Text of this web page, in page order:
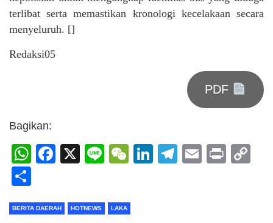
terlibat serta memastikan kronologi kecelakaan secara
menyeluruh. []
Redaksi05
PDF
Bagikan:
WhatsApp
Facebook
X LineWeChat
LinkedIn
Telegram
Email
Print
BERITA DAERAH HOTNEWS LAKA